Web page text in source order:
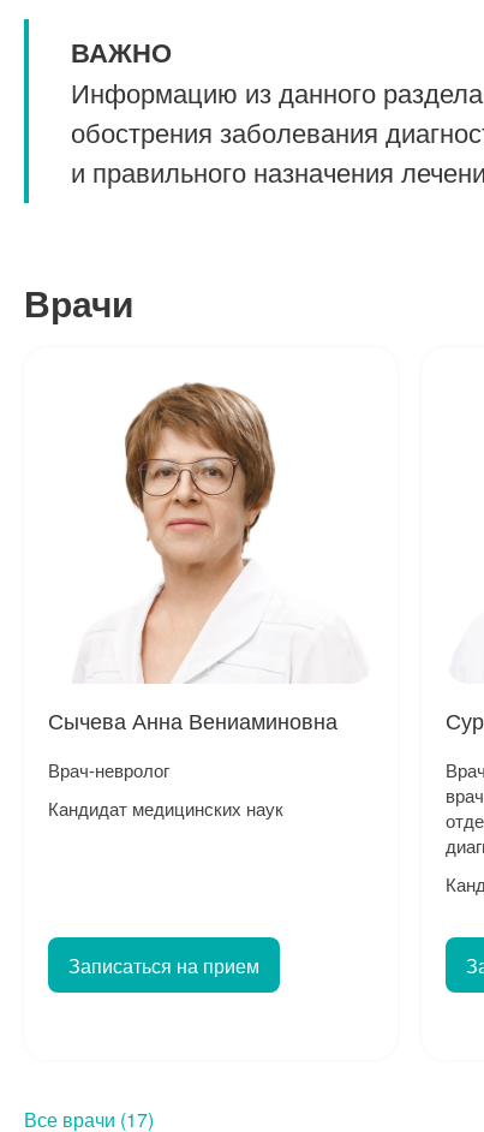
ВАЖНО
Информацию из данного
обострения заболевания
и правильного назначения
Врачи
Сычева Анна Вениаминовна
Врач-невролог
Кандидат медицинских наук
Записаться на прием
Все врачи (17)